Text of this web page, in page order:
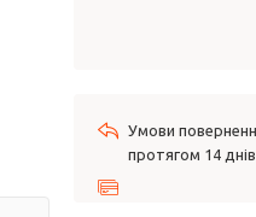
протягом 14 днів